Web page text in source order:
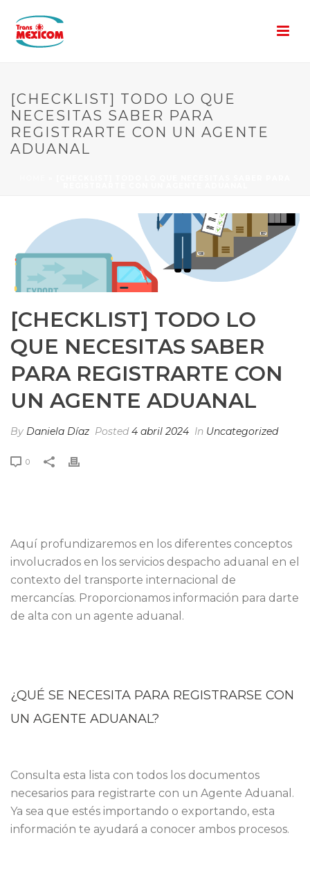
[CHECKLIST] TODO LO QUE
NECESITAS SABER PARA
REGISTRARTE CON UN AGENTE
ADUANAL
[CHECKLIST] TODO LO
QUE NECESITAS SABER
PARA REGISTRARTE CON
UN AGENTE ADUANAL
By Daniela Díaz Posted4 abril 2024 In Uncategorized
0
Aquí profundizaremos en los diferentes conceptos
involucrados en los servicios despacho aduanal en el
contexto del transporte internacional de
mercancías. Proporcionamos información para darte
de alta con un agente aduanal.
¿QUÉ SE NECESITA PARA REGISTRARSE CON
UN AGENTE ADUANAL?
Consulta esta lista con todos los documentos
necesarios para registrarte con un Agente Aduanal.
Ya sea que estés importando o exportando, esta
información te ayudará a conocer ambos procesos.